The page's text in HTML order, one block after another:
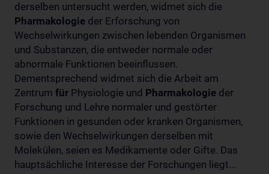
derselben untersucht werden, widmet sich die
Pharmakologie der Erforschung von
Wechselwirkungen zwischen lebenden Organismen
und Substanzen, die entweder normale oder
abnormale Funktionen beeinflussen.
Dementsprechend widmet sich die Arbeit am
Zentrum für Physiologie und Pharmakologie der
Forschung und Lehre normaler und gestörter
Funktionen in gesunden oder kranken Organismen,
sowie den Wechselwirkungen derselben mit
Molekülen, seien es Medikamente oder Gifte. Das
hauptsächliche Interesse der Forschungen liegt...